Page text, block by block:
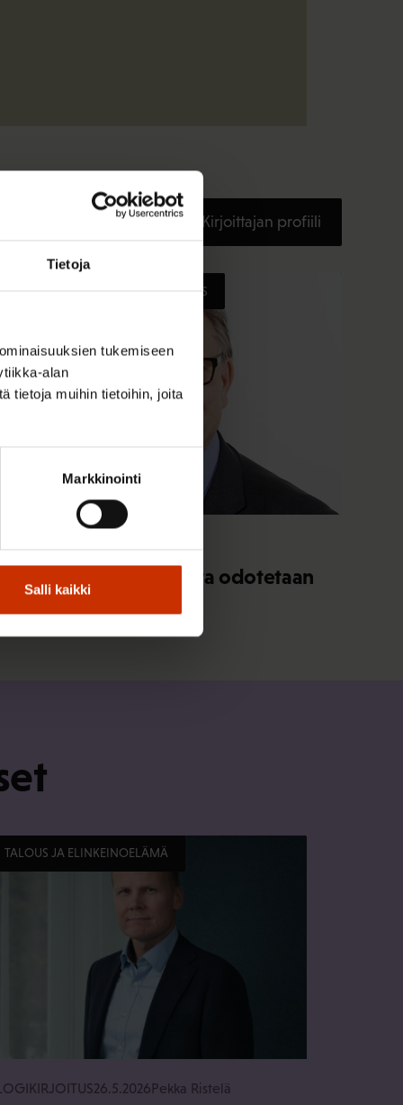
Tietoja
tukemiseen
alan
tietoja muihin tietoihin, joita
Markkinointi
Salli kaikki
Kirjoittajan profiili
TASA-ARVO JA YHDENVERTAISUUS
Paikallisesta sopimisesta odotetaan
TALOUS JA ELINKEINOELÄMÄ
26.5.2026Pekka Ristelä